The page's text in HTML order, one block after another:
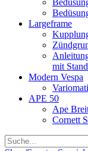
Largeframe
mit
Modern Vespa
APE 50
Ape
Cornett